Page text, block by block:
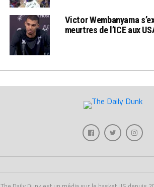
Victor Wembanyama
meurtres de l’ICE aux